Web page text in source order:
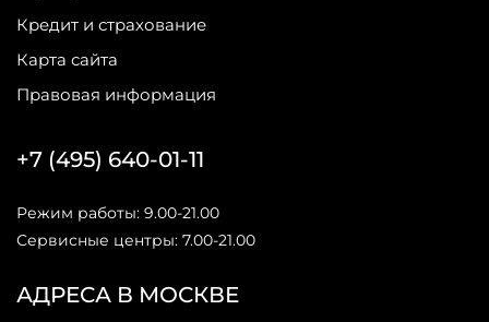
Кредит и страхование
Карта сайта
Правовая информация
АДРЕСА В МОСКВЕ
+7 (495) 640-01-11
Режим работы: 9.00-21.00
Сервисные центры: 7.00-21.00